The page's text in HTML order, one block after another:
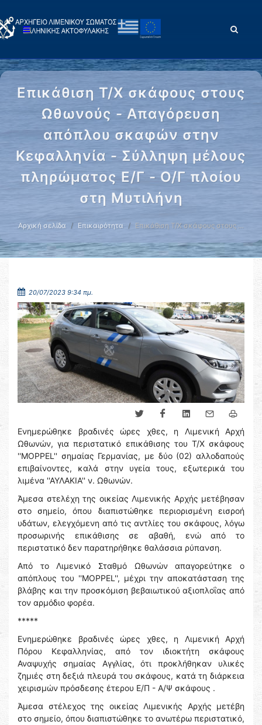
Επικάθιση Τ/Χ σκάφους στους
Ωθωνούς - Απαγόρευση
απόπλου σκαφών στην
Κεφαλληνία - Σύλληψη μέλους
πληρώματος Ε/Γ - Ο/Γ πλοίου
στη Μυτιλήνη
Αρχική σελίδα Επικαιρότητα Επικάθιση Τ/Χ σκάφους στους …
20/07/2023 9:34 πμ.
Ενημερώθηκε βραδινές ώρες χθες, η Λιμενική Αρχή
Ωθωνών, για περιστατικό επικάθισης του Τ/Χ σκάφους
''MOPPEL'' σημαίας Γερμανίας, με δύο (02) αλλοδαπούς
επιβαίνοντες, καλά στην υγεία τους, εξωτερικά του
λιμένα ''ΑΥΛΑΚΙΑ'' ν. Ωθωνών.
Άμεσα στελέχη της οικείας Λιμενικής Αρχής μετέβησαν
στο σημείο, όπου διαπιστώθηκε περιορισμένη εισροή
υδάτων, ελεγχόμενη από τις αντλίες του σκάφους, λόγω
προσωρινής επικάθισης σε αβαθή, ενώ από το
περιστατικό δεν παρατηρήθηκε θαλάσσια ρύπανση.
Από το Λιμενικό Σταθμό Ωθωνών απαγορεύτηκε ο
απόπλους του ''MOPPEL'', μέχρι την αποκατάσταση της
βλάβης και την προσκόμιση βεβαιωτικού αξιοπλοΐας από
τον αρμόδιο φορέα.
*****
Ενημερώθηκε βραδινές ώρες χθες, η Λιμενική Αρχή
Πόρου Κεφαλληνίας, από τον ιδιοκτήτη σκάφους
Αναψυχής σημαίας Αγγλίας, ότι προκλήθηκαν υλικές
ζημιές στη δεξιά πλευρά του σκάφους, κατά τη διάρκεια
χειρισμών πρόσδεσης έτερου Ε/Π - Α/Ψ σκάφους .
Άμεσα στέλεχος της οικείας Λιμενικής Αρχής μετέβη
στο σημείο, όπου διαπιστώθηκε το ανωτέρω περιστατικό,